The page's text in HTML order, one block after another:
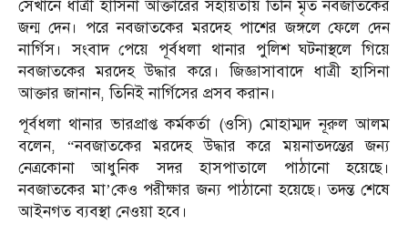
সেখানে ধাত্রী হাসিনা আক্তারের সহায়তায় তিনি মৃত নবজাতকের
জন্ম দেন। পরে নবজাতকের মরদেহ পাশের জঙ্গলে ফেলে দেন
নার্গিস। সংবাদ পেয়ে পূর্বধলা থানার পুলিশ ঘটনাস্থলে গিয়ে
নবজাতকের মরদেহ উদ্ধার করে। জিজ্ঞাসাবাদে ধাত্রী হাসিনা
আক্তার জানান, তিনিই নার্গিসের প্রসব করান।
পূর্বধলা থানার ভারপ্রাপ্ত কর্মকর্তা (ওসি) মোহাম্মদ নূরুল আলম
বলেন, “নবজাতকের মরদেহ উদ্ধার করে ময়নাতদন্তের জন্য
নেত্রকোনা আধুনিক সদর হাসপাতালে পাঠানো হয়েছে।
নবজাতকের মা’কেও পরীক্ষার জন্য পাঠানো হয়েছে। তদন্ত শেষে
আইনগত ব্যবস্থা নেওয়া হবে।